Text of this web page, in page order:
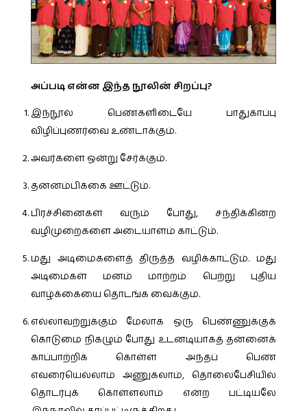
அப்படி என்ன இந்த நூலின் சிறப்பு?
இந்நூல் பெண்களிடையே பாதுகாப்பு
விழிப்புணர்வை உண்டாக்கும்.
அவர்களை ஒன்று சேர்க்கும்.
தன்னம்பிக்கை ஊட்டும்.
பிரச்சினைகள் வரும் போது, சந்திக்கின்ற
வழிமுறைகளை அடையாளம் காட்டும்.
மது அடிமைகளைத் திருத்த வழிக்காட்டும். மது
அடிமைகள் மனம் மாற்றம் பெற்று புதிய
வாழ்க்கையை தொடங்க வைக்கும்.
எல்லாவற்றுக்கும் மேலாக ஒரு பெண்ணுக்குக்
கொடுமை நிகழும் போது உடனடியாகத் தன்னைக்
காப்பாற்றிக் கொள்ள அந்தப் பெண்
எவரையெல்லாம் அணுகலாம், தொலைபேசியில்
தொடர்புக் கொள்ளலாம் என்ற பட்டியலே